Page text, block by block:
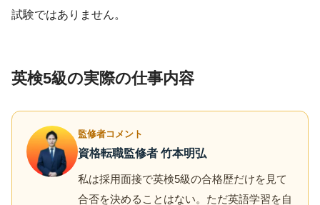
試験ではありません。
英検5級の実際の仕事内容
監修者コメント
資格転職監修者 竹本明弘
私は採用面接で英検5級の合格歴だけを見て
合否を決めることはない。ただ英語学習を自